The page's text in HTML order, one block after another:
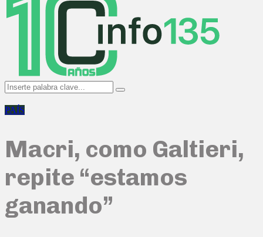
Search
for:
Search
PAÍS
Macri, como Galtieri,
repite “estamos
ganando”